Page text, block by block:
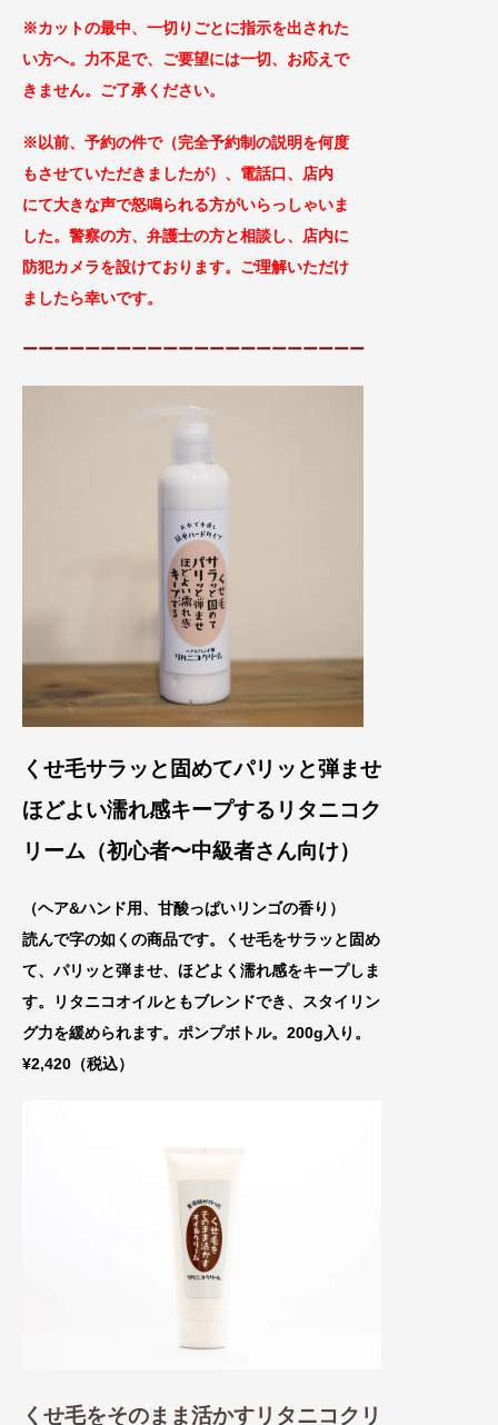
※カットの最中、一切りごとに指示を出された
い方へ。力不足で、ご要望には一切、お応えで
きません。ご了承ください。
※以前、予約の件で（完全予約制の説明を何度
もさせていただきましたが）、 電話口、店内
にて大きな声で怒鳴られる方がいらっしゃいま
した。警察の方、弁護士の方と相談し、
店内に
防犯カメラを設けております。ご理解いただけ
ましたら幸いです。
ーーーーーーーーーーーーーーーーーーーーーー
くせ毛サラッと固めてパリッと弾ませ
ほどよい濡れ感キープするリタニコク
リーム（初心者〜中級者さん向け）
（ヘア&ハンド用、甘酸っぱいリンゴの香り）
読んで字の如くの商品です。くせ毛をサラッと固め
て、パリッと弾ませ、ほどよく濡れ感をキープしま
す。リタニコオイルともブレンドでき、スタイリン
グ力を緩められます。ポンプボトル。200g入り。
¥2,420（税込）
くせ毛をそのまま活かすリタニコクリ